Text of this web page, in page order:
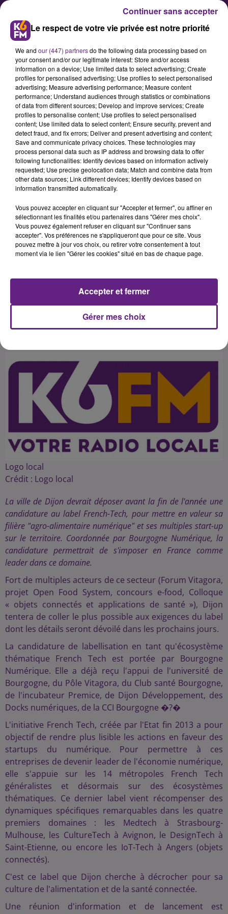
Agrotech & santé connectée :
Dijon bientôt candidate au label
French Tech
La ville de Dijon devrait déposer
avant la fin de l'année une
candidature au label French-Tech,
"agro-alimentaire numérique" et
ses multiples start-up sur le
territoire. Coordonnée par
Bourgogne Numérique, la
s'imposer en France comme leader
Publié : 27 août 2015 à 2h05 par 45
Logo local
Crédit : Logo local
La ville de Dijon devrait déposer avant la fin de l'année une
candidature au label French-Tech, pour mettre en valeur sa
filière "agro-alimentaire numérique" et ses multiples start-up
sur le territoire. Coordonnée par Bourgogne Numérique, la
candidature permettrait de s'imposer en France comme
leader dans ce domaine.
Fort de multiples acteurs de ce secteur (Forum Vitagora,
projet Open Food System, concours e-food, Colloque
« objets connectés et applications de santé »), Dijon
tentera de coller le plus possible aux exigences du label
dont les détails seront dévoilé dans les prochains jours.
La candidature de labellisation en tant qu'écosystème
thématique French Tech est portée par Bourgogne
Numérique. Elle a déjà reçu l'appui de l'université de
Bourgogne, du Pôle Vitagora, du Club santé Bourgogne,
de l'incubateur Premice, de Dijon Développement, des
Docks numériques, de la CCI Bourgogne �?�
L'initiative French Tech, créée par l'Etat fin 2013 a pour
objectif de rendre plus lisible les actions en faveur des
startups du numérique. Pour permettre à ces
entreprises de devenir leader de l'économie numérique,
elle s'appuie sur les 14 métropoles French Tech
généralistes et désormais sur des écosystèmes
thématiques. Ce dernier label vient récompenser des
dynamiques spécifiques remarquables dans les quatre
premiers domaines : les Medtech à Strasbourg-
Mulhouse, les CultureTech à Avignon, le DesignTech à
Saint-Etienne, ou encore les IoT-Tech à Angers (objets
connectés).
C'est ce label que Dijon cherche à décrocher pour sa
culture de l'alimentation et de la santé connectée.
Une réunion d'information et de lancement est
Le respect de votre vie privée est notre priorité
We and our (447) partnersdo the following data processing based on
your consent and/or our legitimate interest: Store and/or access
information on a device; Use limited data to select advertising; Create
profiles for personalised advertising; Use profiles to select personalised
advertising; Measure advertising performance; Measure content
performance; Understand audiences through statistics or combinations
of data from different sources; Develop and improve services; Create
profiles to personalise content; Use profiles to select personalised
content; Use limited data to select content; Ensure security, prevent and
detect fraud, and fix errors; Deliver and present advertising and content;
Save and communicate privacy choices. These technologies may
process personal data such as IP address and browsing data to offer
following functionalities: Identify devices based on information actively
requested; Use precise geolocation data; Match and combine data from
other data sources; Link different devices; Identify devices based on
information transmitted automatically.
Vous pouvez accepter en cliquant sur "Accepter et fermer", ou affiner en
sélectionnant les finalités et/ou partenaires dans "Gérer mes choix".
Vous pouvez également refuser en cliquant sur "Continuer sans
accepter". Vos préférences ne s'appliqueront que pour ce site. Vous
pouvez mettre à jour vos choix, ou retirer votre consentement à tout
moment via le lien "Gérer les cookies" situé en bas de chaque page.
Gérer mes choix
Accepter et fermer
Continuer sans accepter